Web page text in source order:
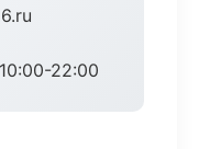
22:00